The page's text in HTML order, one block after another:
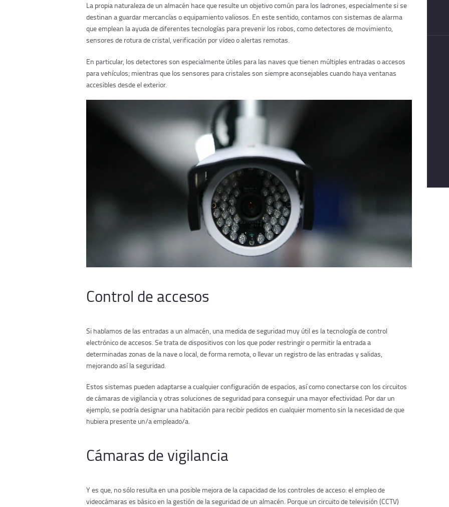
La propia naturaleza de un almacén hace que resulte un objetivo común para los ladrones, especialmente si se
destinan a guardar mercancías o equipamiento valiosos. En este sentido, contamos con sistemas de alarma
que emplean la ayuda de diferentes tecnologías para prevenir los robos, como detectores de movimiento,
sensores de rotura de cristal, verificación por vídeo o alertas remotas.
En particular, los detectores son especialmente útiles para las naves que tienen múltiples entradas o accesos
para vehículos; mientras que los sensores para cristales son siempre aconsejables cuando haya ventanas
accesibles desde el exterior.
Control de accesos
Si hablamos de las entradas a un almacén, una medida de seguridad muy útil es la tecnología de control
electrónico de accesos. Se trata de dispositivos con los que poder restringir o permitir la entrada a
determinadas zonas de la nave o local, de forma remota, o llevar un registro de las entradas y salidas,
mejorando así la seguridad.
Estos sistemas pueden adaptarse a cualquier configuración de espacios, así como conectarse con los circuitos
de cámaras de vigilancia y otras soluciones de seguridad para conseguir una mayor efectividad. Por dar un
ejemplo, se podría designar una habitación para recibir pedidos en cualquier momento sin la necesidad de que
hubiera presente un/a empleado/a.
Cámaras de vigilancia
Y es que, no sólo resulta en una posible mejora de la capacidad de los controles de acceso: el empleo de
videocámaras es básico en la gestión de la seguridad de un almacén. Porque un circuito de televisión (CCTV)